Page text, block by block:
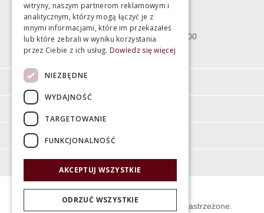
Bartycka 24/26 Hala 100
00-716 Warszawa
poniedziałek - piątek 10:00 - 18:00
sobota 10:00 - 15:00
Moje konto
O firmie
© Świat Łazienek XXI w. Wszelkie prawa zastrzeżone.
witryny, naszym partnerom reklamowym i
analitycznym, którzy mogą łączyć je z
innymi informacjami, które im przekazałeś
lub które zebrali w wyniku korzystania
przez Ciebie z ich usług. Dowiedz się więcej
NIEZBĘDNE
WYDAJNOŚĆ
TARGETOWANIE
FUNKCJONALNOŚĆ
AKCEPTUJ WSZYSTKIE
ODRZUĆ WSZYSTKIE